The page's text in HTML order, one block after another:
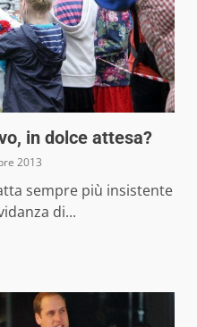
in dolce attesa?
2013
sempre più insistente
di...